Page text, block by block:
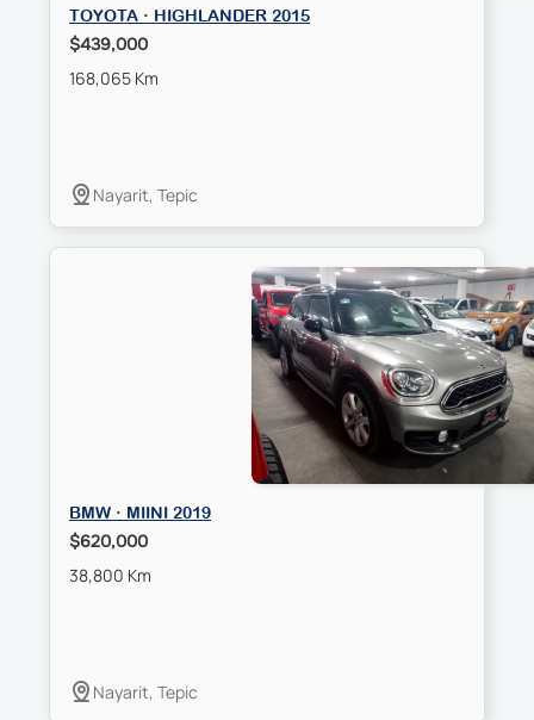
TOYOTA · HIGHLANDER 2015
$439,000
168,065 Km
Nayarit, Tepic
BMW · MIINI 2019
$620,000
38,800 Km
Nayarit, Tepic